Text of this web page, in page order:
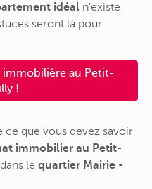
idéal n'existe
seront là pour
immobilière au Petit-
!
ce que vous devez savoir
immobilier au Petit-
le quartier Mairie -